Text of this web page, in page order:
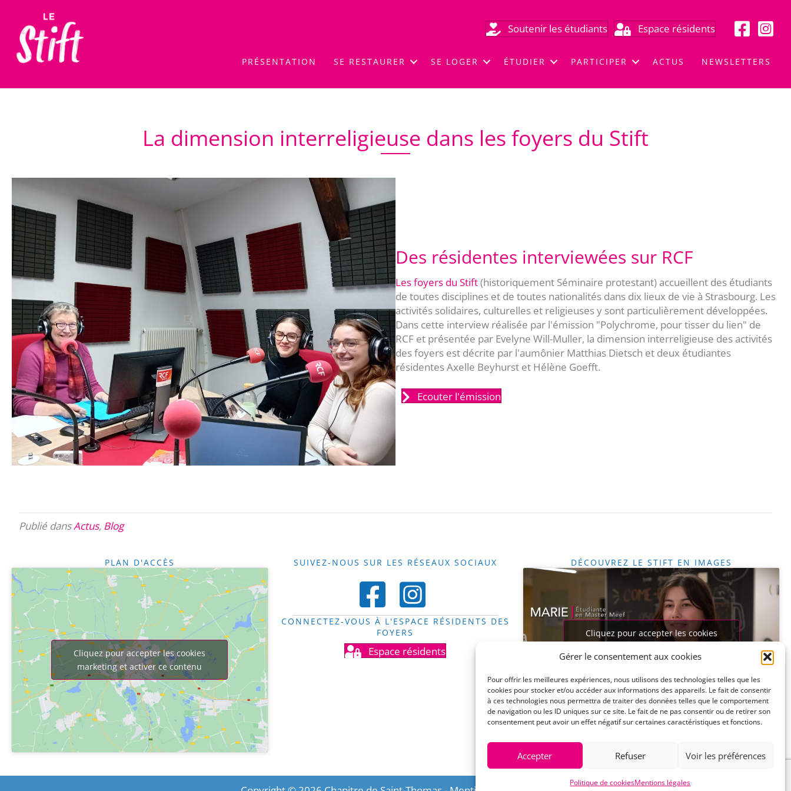
Gérer le consentement aux cookies
Pour offrir les meilleures expériences, nous utilisons des technologies telles que les
cookies pour stocker et/ou accéder aux informations des appareils. Le fait de consentir
à ces technologies nous permettra de traiter des données telles que le comportement
de navigation ou les ID uniques sur ce site. Le fait de ne pas consentir ou de retirer son
consentement peut avoir un effet négatif sur certaines caractéristiques et fonctions.
Accepter Refuser Voir les préférences
Politique de cookiesMentions légales
Soutenir les étudiants Espace résidents
PRÉSENTATION SE RESTAURER SE LOGER ÉTUDIER PARTICIPER ACTUS NEWSLETTERS
La dimension interreligieuse dans les foyers du Stift
Des résidentes interviewées sur RCF
Les foyers du Stift(historiquement Séminaire protestant) accueillent des étudiants
de toutes disciplines et de toutes nationalités dans dix lieux de vie à Strasbourg. Les
activités solidaires, culturelles et religieuses y sont particulièrement développées.
Dans cette interview réalisée par l'émission "Polychrome, pour tisser du lien" de
RCF et présentée par Evelyne Will-Muller, la dimension interreligieuse des activités
des foyers est décrite par l'aumônier Matthias Dietsch et deux étudiantes
résidentes Axelle Beyhurst et Hélène Goefft.
Ecouter l'émission
Publié dansActus, Blog
PLAN D'ACCÈS
Cliquez pour accepter les cookies
marketing et activer ce contenu
SUIVEZ-NOUS SUR LES RÉSEAUX SOCIAUX
CONNECTEZ-VOUS À L'ESPACE RÉSIDENTS DES
FOYERS
Espace résidents
DÉCOUVREZ LE STIFT EN IMAGES
Cliquez pour accepter les cookies